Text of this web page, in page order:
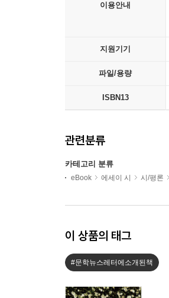
이용안내
지원기기
파일/용량
ISBN13
관련분류
카테고리 분류
eBook 에세이 시 시/평론
이 상품의 태그
#문학뉴스레터에소개된책